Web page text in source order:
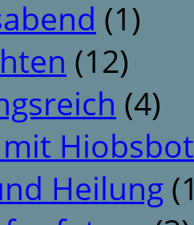
(1)
(12)
(4)
Heilung